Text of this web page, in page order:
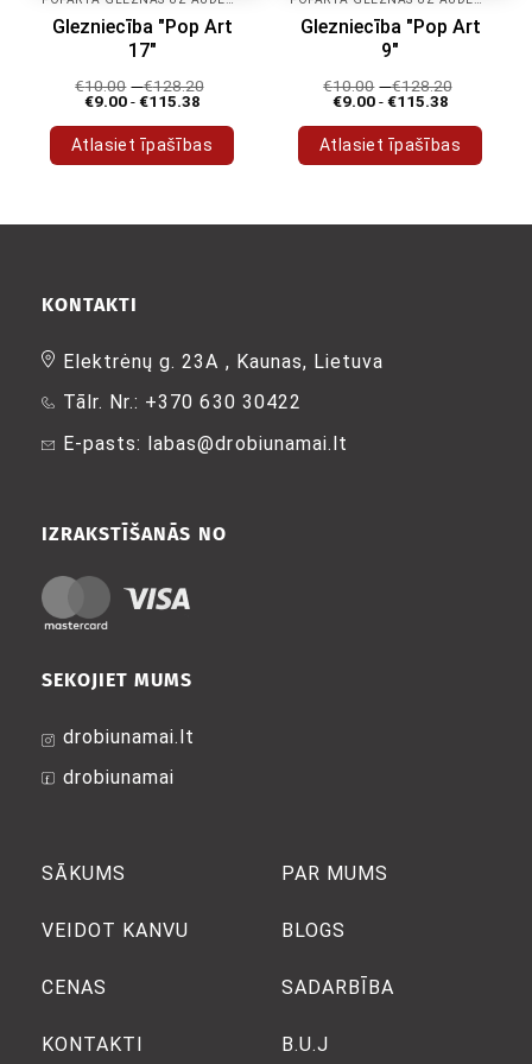
Glezniecība "Pop Art
17"
€10.00 -€128.20
€9.00-€115.38
Atlasiet īpašības
ir
izvēlēties
produkta
lapā
Glezniecība "Pop Art
9"
€10.00 -€128.20
€9.00-€115.38
Atlasiet īpašības
ir
SĀKUMS
VEIDOT KANVU
CENAS
KONTAKTI
PAR MUMS
BLOGS
SADARBĪBA
B.U.J
SEKOJIET MUMS
drobiunamai.lt
drobiunamai
IZRAKSTĪŠANĀS NO
KONTAKTI
Elektrėnų g. 23A , Kaunas, Lietuva
Tālr. Nr.: +370 630 30422
E-pasts: labas@drobiunamai.lt